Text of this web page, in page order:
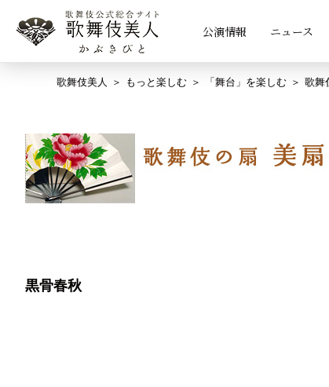
公演情報 ニュース
歌舞伎美人 もっと楽しむ 「舞台」を楽しむ 歌舞
黒骨春秋